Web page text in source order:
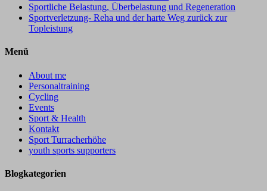
Sportliche Belastung, Überbelastung und Regeneration
Sportverletzung- Reha und der harte Weg zurück zur
Topleistung
Menü
About me
Personaltraining
Cycling
Events
Sport & Health
Kontakt
Sport Turracherhöhe
youth sports supporters
Blogkategorien